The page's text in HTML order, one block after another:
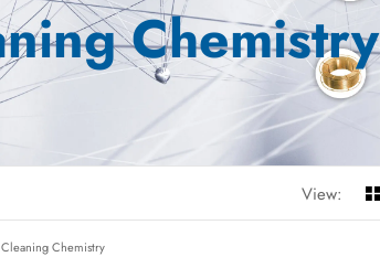
Chemistry
View:
Cleaning Chemistry